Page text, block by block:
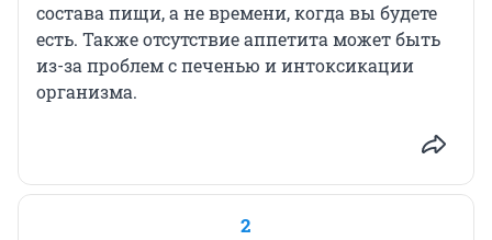
состава пищи, а не времени, когда вы будете
есть. Также отсутствие аппетита может быть
из-за проблем с печенью и интоксикации
организма.
2